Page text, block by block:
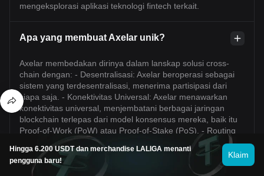
mengeksplorasi aplikasi teknologi fintech terkait.
Apa yang membuat Axelar unik?
Axelar membedakan dirinya dalam lanskap solusi cross-
chain dengan: - Desentralisasi: Axelar beroperasi sebagai
sistem yang terdesentralisasi, menerima partisipasi dari
siapa saja. - Konektivitas Universal: Axelar menawarkan
konektivitas universal, menjembatani berbagai jaringan
blockchain terlepas dari model konsensus mereka, baik itu
Proof-of-Work (PoW) atau Proof-of-Stake (PoS). - Routing
dan Penerjemahan Pesan: Jaringan ini unggul dalam
kemampuan routing dan penerjemahan pesan lintas
ekosistem. - Ramah Pengembang: Axelar terbuka untuk
Hingga 6.200 USDT dan merchandise LALIGA menanti
pengguna baru!
Klaim